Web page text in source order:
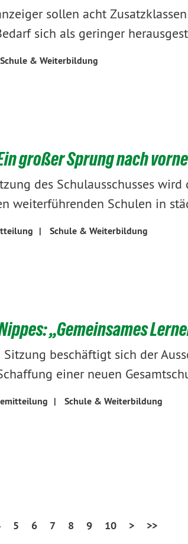
sollen acht
sich als geringer
Schule & Weiterbildung
großer Sprung nach
des Schulausschusses wird
weiterführenden Schulen in
| Schule & Weiterbildung
„Gemeinsames
beschäftigt sich der
einer neuen
| Schule & Weiterbildung
5 6 7 8 9 10 > >>